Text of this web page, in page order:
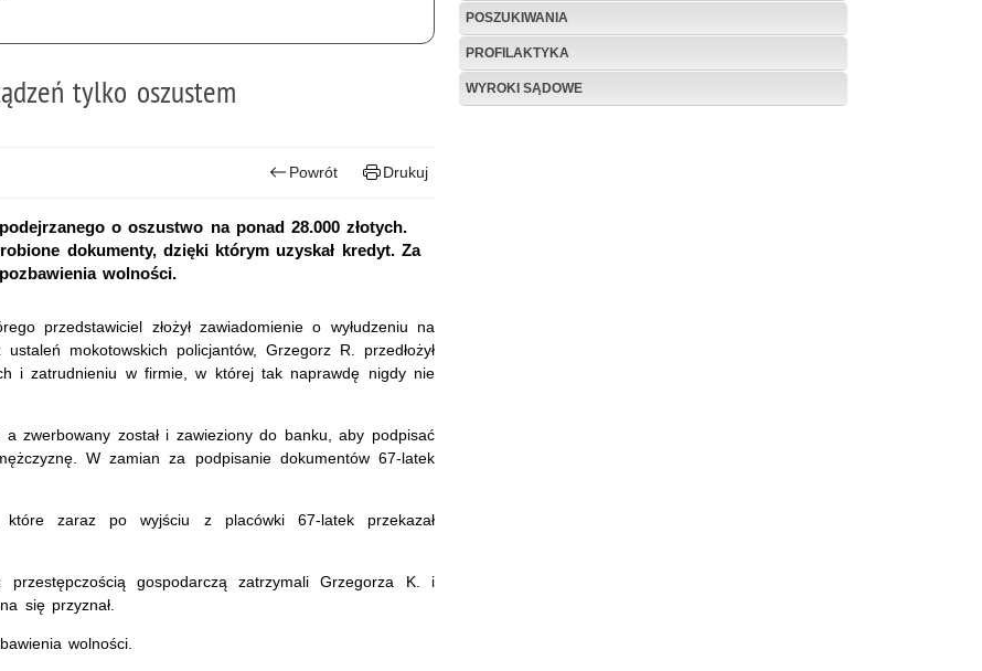
tylko oszustem
Powrót Drukuj
o oszustwo na ponad 28.000 złotych.
dokumenty, dzięki którym uzyskał kredyt. Za
wolności.
przedstawiciel złożył zawiadomienie o wyłudzeniu na
mokotowskich policjantów, Grzegorz R. przedłożył
i zatrudnieniu w firmie, w której tak naprawdę nigdy nie
zwerbowany został i zawieziony do banku, aby podpisać
W zamian za podpisanie dokumentów 67-latek
które zaraz po wyjściu z placówki 67-latek przekazał
gospodarczą zatrzymali Grzegorza K. i
się przyznał.
wolności.
POSZUKIWANIA
PROFILAKTYKA
WYROKI SĄDOWE